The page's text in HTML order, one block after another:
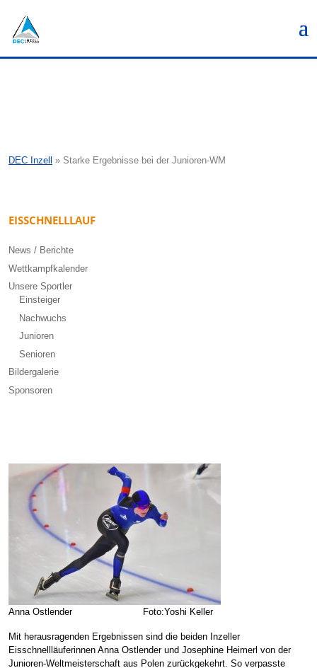
DEC Inzell » Starke Ergebnisse bei der Junioren-WM
EISSCHNELLLAUF
News / Berichte
Wettkampfkalender
Unsere Sportler
Einsteiger
Nachwuchs
Junioren
Senioren
Bildergalerie
Sponsoren
Anna Ostlender Foto:Yoshi Keller
Mit herausragenden Ergebnissen sind die beiden Inzeller
Eisschnellläuferinnen Anna Ostlender und Josephine Heimerl von der
Junioren-Weltmeisterschaft aus Polen zurückgekehrt. So verpasste